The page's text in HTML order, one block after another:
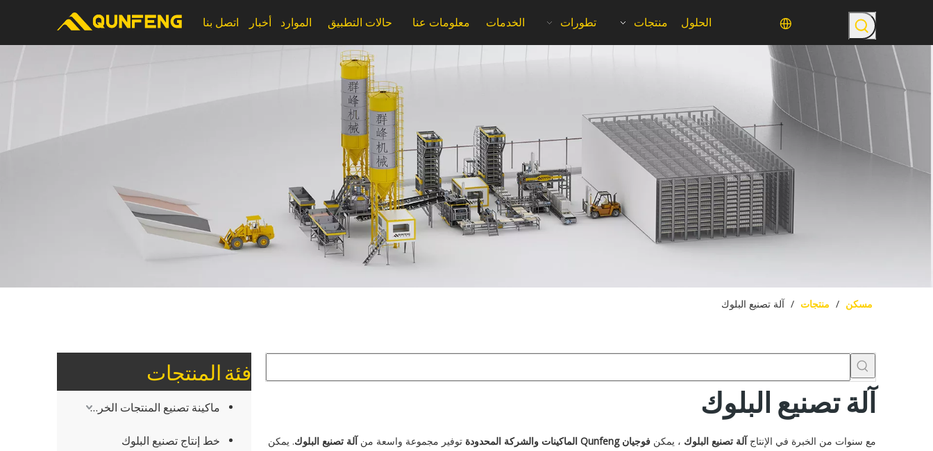
الحلول منتجات تطورات الخدمات معلومات عنا حالات التطبيق الموارد أخبار اتصل بنا
مسكن / منتجات / آلة تصنيع البلوك
فئة المنتجات
ماكينة تصنيع المنتجات الخرسانية
خط إنتاج تصنيع البلوك
آلة تصنيع البلوك
مع سنوات من الخبرة في الإنتاجآلة تصنيع البلوك ، يمكن فوجيان Qunfeng الماكينات والشركة المحدودة توفير مجموعة واسعة منآلة تصنيع البلوك. يمكن